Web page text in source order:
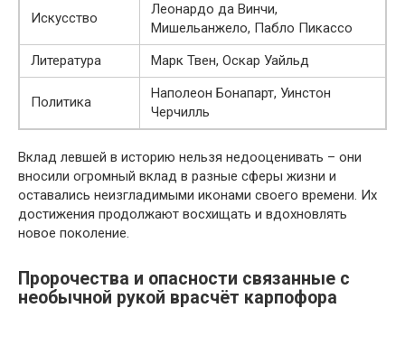
Искусство
Леонардо да Винчи,
Мишельанжело, Пабло Пикассо
Литература
Марк Твен, Оскар Уайльд
Политика
Наполеон Бонапарт, Уинстон
Черчилль
Вклад левшей в историю нельзя недооценивать – они
вносили огромный вклад в разные сферы жизни и
оставались неизгладимыми иконами своего времени. Их
достижения продолжают восхищать и вдохновлять
новое поколение.
Пророчества и опасности связанные с
необычной рукой врасчёт карпофора